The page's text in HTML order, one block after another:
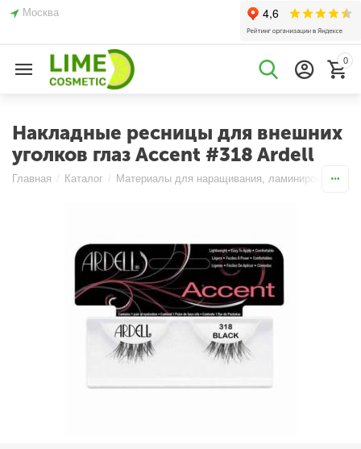
Москва
0
Накладные ресницы для внешних
уголков глаз Accent #318 Ardell
Главная / Каталог / Материалы для наращивания, ламинирования и